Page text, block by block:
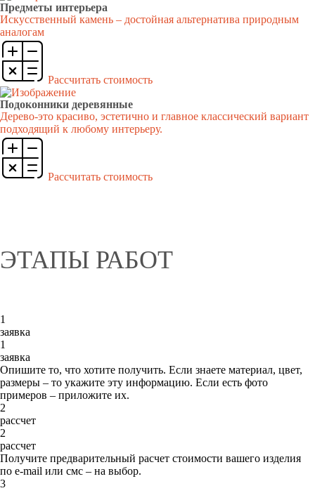
Предметы интерьера
Искусственный камень – достойная альтернатива природным
аналогам
Рассчитать стоимость
Подоконники деревянные
Дерево-это красиво, эстетично и главное классический вариант
подходящий к любому интерьеру.
Рассчитать стоимость
ЭТАПЫ РАБОТ
1
заявка
1
заявка
Опишите то, что хотите получить. Если знаете материал, цвет,
размеры – то укажите эту информацию. Если есть фото
примеров – приложите их.
2
рассчет
2
рассчет
Получите предварительный расчет стоимости вашего изделия
по e-mail или смс – на выбор.
3